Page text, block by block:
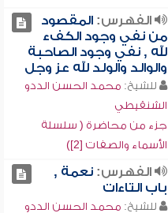
الفهرس:المقصود
من نفي وجود الكفء
لله , نفي وجود الصاحبة
والوالد والولد لله عز وجل
للشيخ: محمد الحسن الددو
الشنقيطي
جزء من محاضرة ( سلسلة
الأسماء والصفات [2])
الفهرس:نعمة ,
باب التاءات
للشيخ: محمد الحسن الددو